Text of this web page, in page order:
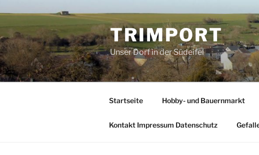
Inhalt
springen
TRIMPORT
Unser Dorf in der Südeifel
Startseite Hobby- und Bauernmarkt
Kontakt Impressum Datenschutz